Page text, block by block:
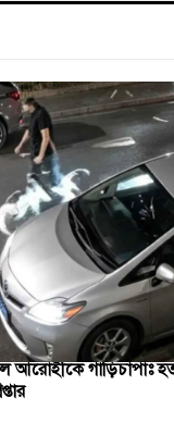
আরোহীকে গাড়িচাপাঃ